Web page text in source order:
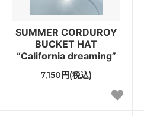
SUMMER CORDUROY
BUCKET HAT
“California dreaming”
7,150円(税込)